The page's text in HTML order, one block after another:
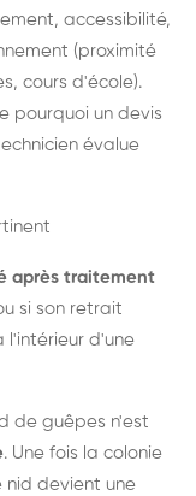
accessibilité,
(proximité
cours d'école).
pourquoi un devis
évalue
après traitement
si son retrait
l'intérieur d'une
de guêpes n'est
. Une fois la colonie
nid devient une